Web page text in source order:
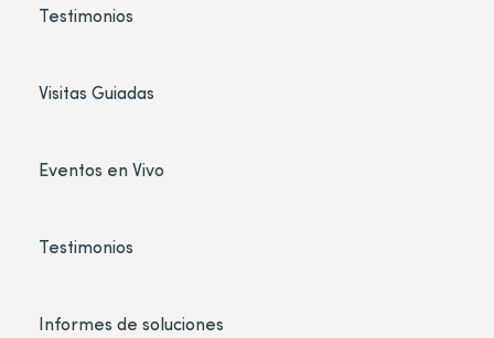
Testimonios
Visitas Guiadas
Eventos en Vivo
Testimonios
Informes de soluciones